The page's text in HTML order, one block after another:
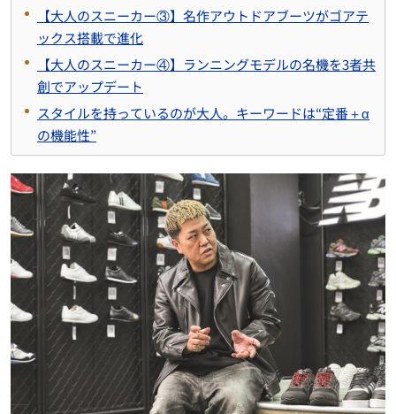
【大人のスニーカー③】名作アウトドアブーツがゴアテ
ックス搭載で進化
【大人のスニーカー④】ランニングモデルの名機を3者共
創でアップデート
スタイルを持っているのが大人。キーワードは“定番＋α
の機能性”